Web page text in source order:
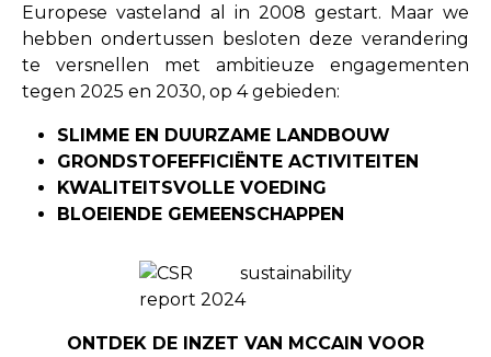
Europese vasteland al in 2008 gestart. Maar we
hebben ondertussen besloten deze verandering
te versnellen met ambitieuze engagementen
tegen 2025 en 2030, op 4 gebieden:
SLIMME EN DUURZAME LANDBOUW
GRONDSTOFEFFICIËNTE ACTIVITEITEN
KWALITEITSVOLLE VOEDING
BLOEIENDE GEMEENSCHAPPEN
ONTDEK DE INZET VAN MCCAIN VOOR